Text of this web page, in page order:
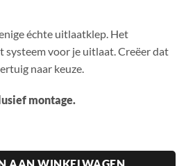
échte uitlaatklep. Het
voor je uitlaat. Creëer dat
naar keuze.
montage.